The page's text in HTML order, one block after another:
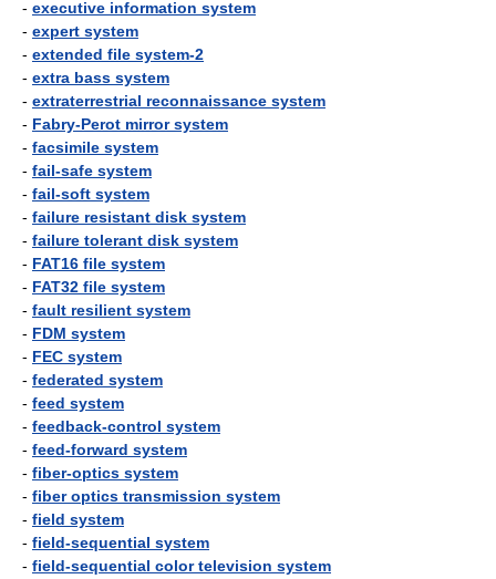
- executive information system
- expert system
- extended file system-2
- extra bass system
- extraterrestrial reconnaissance system
- Fabry-Perot mirror system
- facsimile system
- fail-safe system
- fail-soft system
- failure resistant disk system
- failure tolerant disk system
- FAT16 file system
- FAT32 file system
- fault resilient system
- FDM system
- FEC system
- federated system
- feed system
- feedback-control system
- feed-forward system
- fiber-optics system
- fiber optics transmission system
- field system
- field-sequential system
- field-sequential color television system